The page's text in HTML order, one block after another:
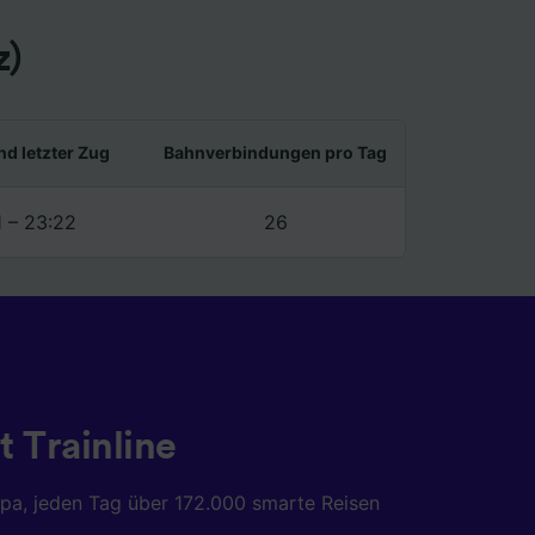
letzter Zug Bahnverbindungen pro Tag
– 23:22 26
Trainline
jeden Tag über 172.000 smarte Reisen